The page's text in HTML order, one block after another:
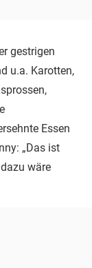
gestrigen
u.a. Karotten,
Essen
„Das ist
wäre